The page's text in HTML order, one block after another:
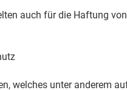
auch für die Haftung
welches unter anderem